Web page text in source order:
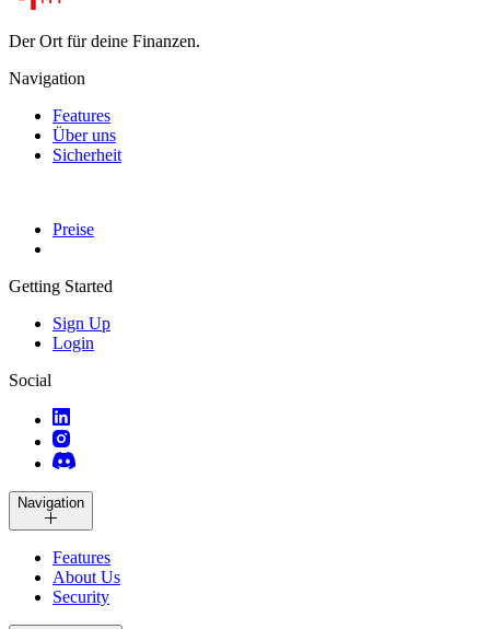
Der Ort für deine Finanzen.
Navigation
Features
Über uns
Sicherheit
Preise
Getting Started
Sign Up
Login
Social
Navigation
Features
About Us
Security